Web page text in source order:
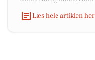
Læs hele artiklen her